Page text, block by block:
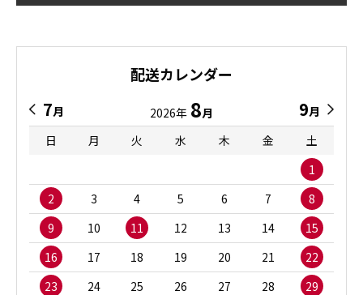
配送カレンダー
7月 2026年 8月 9月
日
月 火 水 木 金
土
1
2
3 4 5 6 7
8
9
10 11 12 13 14
15
16
17 18 19 20 21
22
23
24 25 26 27 28
29